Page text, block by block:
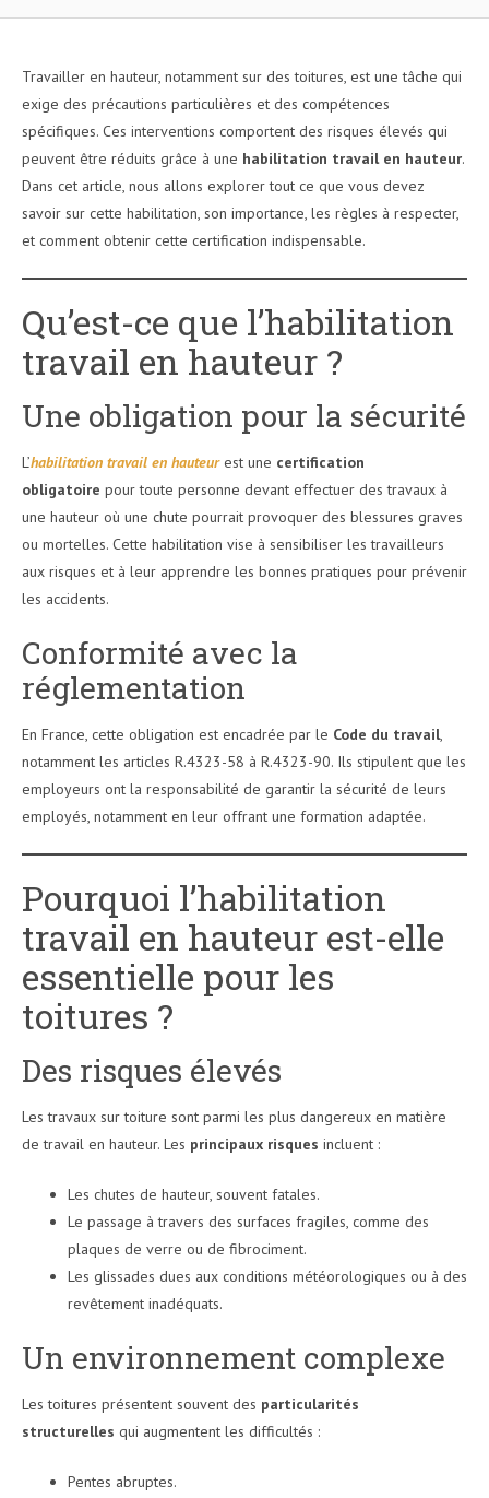
Travailler en hauteur, notamment sur des toitures, est une tâche qui
exige des précautions particulières et des compétences
spécifiques. Ces interventions comportent des risques élevés qui
peuvent être réduits grâce à une habilitation travail en hauteur.
Dans cet article, nous allons explorer tout ce que vous devez
savoir sur cette habilitation, son importance, les règles à respecter,
et comment obtenir cette certification indispensable.
Qu’est-ce que l’habilitation
travail en hauteur ?
Une obligation pour la sécurité
L’habilitation travail en hauteurest une certification
obligatoire pour toute personne devant effectuer des travaux à
une hauteur où une chute pourrait provoquer des blessures graves
ou mortelles. Cette habilitation vise à sensibiliser les travailleurs
aux risques et à leur apprendre les bonnes pratiques pour prévenir
les accidents.
Conformité avec la
réglementation
En France, cette obligation est encadrée par le Code du travail,
notamment les articles R.4323-58 à R.4323-90. Ils stipulent que les
employeurs ont la responsabilité de garantir la sécurité de leurs
employés, notamment en leur offrant une formation adaptée.
Pourquoi l’habilitation
travail en hauteur est-elle
essentielle pour les
toitures ?
Des risques élevés
Les travaux sur toiture sont parmi les plus dangereux en matière
de travail en hauteur. Les principaux risques incluent :
Les chutes de hauteur, souvent fatales.
Le passage à travers des surfaces fragiles, comme des
plaques de verre ou de fibrociment.
Les glissades dues aux conditions météorologiques ou à des
revêtement inadéquats.
Un environnement complexe
Les toitures présentent souvent des particularités
structurelles qui augmentent les difficultés :
Pentes abruptes.